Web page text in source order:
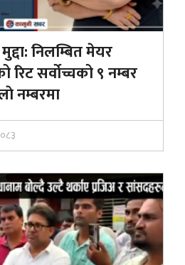
निलम्बित मेयर
सर्वोच्चको ९ नम्बर
नम्बरमा